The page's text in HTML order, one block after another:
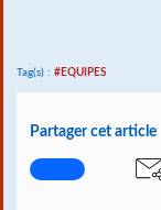
Tag(s) : #EQUIPES
Partager cet article